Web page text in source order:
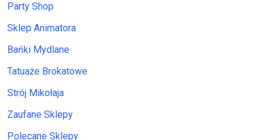
Party Shop
Sklep Animatora
Bańki Mydlane
Tatuaże Brokatowe
Strój Mikołaja
Zaufane Sklepy
Polecane Sklepy